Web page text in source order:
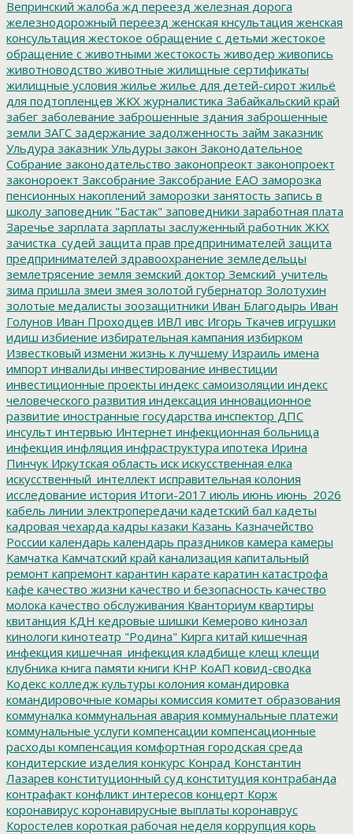
Вепринский жалоба жд переезд железная дорога
железнодорожный переезд женская кнсультация женская
консультация жестокое обращение с детьми жестокое
обращение с животными жестокость живодер живопись
животноводство животные жилищные сертификаты
жилищные условия жилье жилье для детей-сирот жильё
для подтопленцев ЖКХ журналистика Забайкальский край
забег заболевание заброшенные здания заброшенные
земли ЗАГС задержание задолженность займ заказник
Ульдура заказник Ульдуры закон Законодательное
Собрание законодательство законопреокт законопроект
законороект Заксобрание Заксобрание ЕАО заморозка
пенсионных накоплений заморозки занятость запись в
школу заповедник "Бастак" заповедники заработная плата
Заречье зарплата зарплаты заслуженный работник ЖКХ
зачистка_судей защита прав предпринимателей защита
предпринимателей здравоохранение земледельцы
землетрясение земля земский доктор Земский_учитель
зима пришла змеи змея золотой губернатор Золотухин
золотые медалисты зоозащитники Иван Благодырь Иван
Голунов Иван Проходцев ИВЛ ивс Игорь Ткачев игрушки
идиш избиение избирательная кампания избирком
Известковый измени жизнь к лучшему Израиль имена
импорт инвалиды инвестирование инвестиции
инвестиционные проекты индекс самоизоляции индекс
человеческого развития индексация инновационное
развитие иностранные государства инспектор ДПС
инсульт интервью Интернет инфекционная больница
инфекция инфляция инфраструктура ипотека Ирина
Пинчук Иркутская область иск искусственная елка
искусственный_интеллект исправительная колония
исследование история Итоги-2017 июль июнь июнь_2026
кабель линии электропередачи кадетский бал кадеты
кадровая чехарда кадры казаки Казань Казначейство
России календарь календарь праздников камера камеры
Камчатка Камчатский край канализация капитальный
ремонт капремонт карантин карате каратин катастрофа
кафе качество жизни качество и безопасность качество
молока качество обслуживания Кванториум квартиры
квитанция КДН кедровые шишки Кемерово кинозал
кинологи кинотеатр "Родина" Кирга китай кишечная
инфекция кишечная_инфекция кладбище клещ клещи
клубника книга памяти книги КНР КоАП ковид-сводка
Кодекс колледж культуры колония командировка
командировочные комары комиссия комитет образования
коммуналка коммунальная авария коммунальные платежи
коммунальные услуги компенсации компенсационные
расходы компенсация комфортная городская среда
кондитерские изделия конкурс Конрад Константин
Лазарев конституционный суд конституция контрабанда
контрафакт конфликт интересов концерт Корж
коронавирус коронавирусные выплаты коронаврус
Коростелев короткая рабочая неделя коррупция корь